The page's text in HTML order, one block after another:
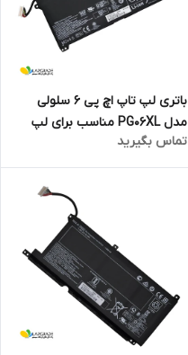
باتری لپ تاپ اچ پی 6 سلولی
مدل PG06XL مناسب برای لپ
تاپ Omen 15-DH
تماس بگیرید